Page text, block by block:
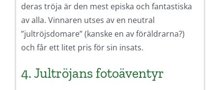
deras tröja är den mest episka och fantastiska
av alla. Vinnaren utses av en neutral
”jultröjsdomare” (kanske en av föräldrarna?)
och får ett litet pris för sin insats.
4. Jultröjans fotoäventyr